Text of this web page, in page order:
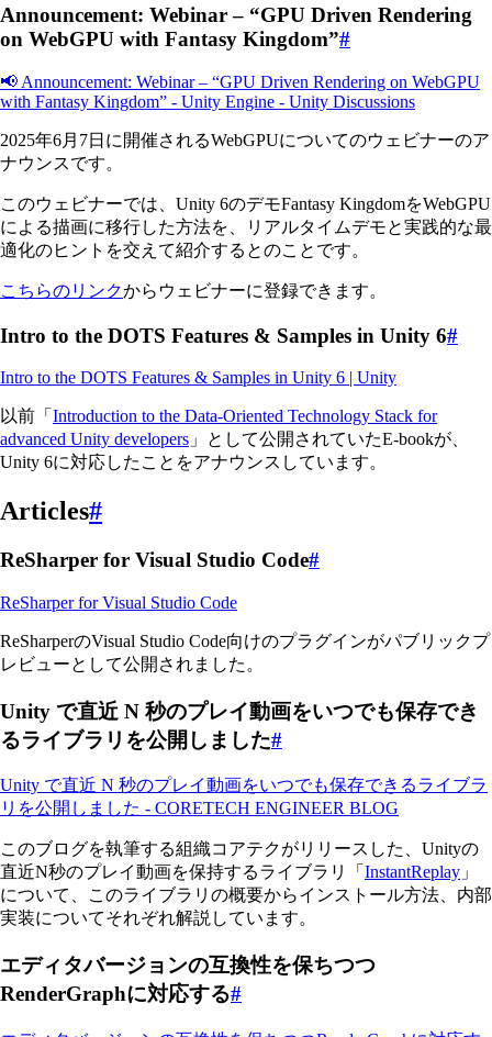
Announcement: Webinar – “GPU Driven Rendering
on WebGPU with Fantasy Kingdom”#
📢 Announcement: Webinar – “GPU Driven Rendering on WebGPU
with Fantasy Kingdom” - Unity Engine - Unity Discussions
2025年6月7日に開催されるWebGPUについてのウェビナーのア
ナウンスです。
このウェビナーでは、Unity 6のデモFantasy KingdomをWebGPU
による描画に移行した方法を、リアルタイムデモと実践的な最
適化のヒントを交えて紹介するとのことです。
こちらのリンクからウェビナーに登録できます。
Intro to the DOTS Features & Samples in Unity 6#
Intro to the DOTS Features & Samples in Unity 6 | Unity
以前「 Introduction to the Data-Oriented Technology Stack for
advanced Unity developers 」として公開されていたE-bookが、
Unity 6に対応したことをアナウンスしています。
Articles#
ReSharper for Visual Studio Code#
ReSharper for Visual Studio Code
ReSharperのVisual Studio Code向けのプラグインがパブリックプ
レビューとして公開されました。
Unity で直近 N 秒のプレイ動画をいつでも保存でき
るライブラリを公開しました#
Unity で直近 N 秒のプレイ動画をいつでも保存できるライブラ
リを公開しました - CORETECH ENGINEER BLOG
このブログを執筆する組織コアテクがリリースした、Unityの
直近N秒のプレイ動画を保持するライブラリ「 InstantReplay 」
について、このライブラリの概要からインストール方法、内部
実装についてそれぞれ解説しています。
エディタバージョンの互換性を保ちつつ
RenderGraphに対応する#